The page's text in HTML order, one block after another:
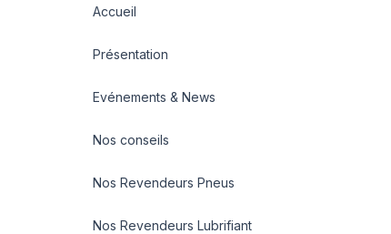
Accueil
Présentation
Evénements & News
Nos conseils
Nos Revendeurs Pneus
Nos Revendeurs Lubrifiant